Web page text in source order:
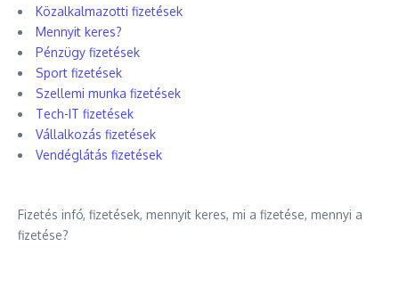
Közalkalmazotti fizetések
Mennyit keres?
Pénzügy fizetések
Sport fizetések
Szellemi munka fizetések
Tech-IT fizetések
Vállalkozás fizetések
Vendéglátás fizetések
Fizetés infó, fizetések, mennyit keres, mi a fizetése, mennyi a
fizetése?